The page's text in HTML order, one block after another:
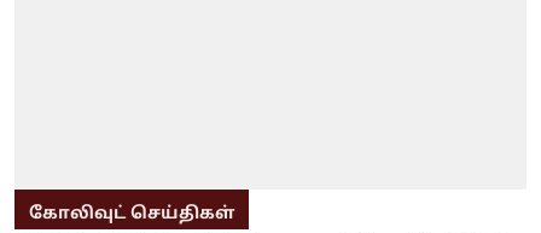
கோலிவுட் செய்திகள்